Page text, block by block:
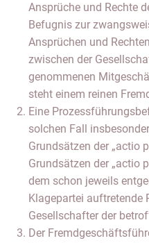
Ansprüche und Rechte
Befugnis zur
Ansprüchen und
zwischen der
genommenen
steht einem reinen
Eine
solchen Fall
Grundsätzen der „actio
Grundsätzen der „actio
dem schon jeweils
Klagepartei auftretende
Gesellschafter der
Der